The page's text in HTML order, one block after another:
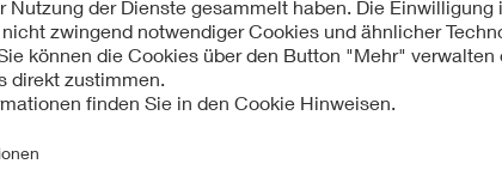
Mit unserem DKE Newsletter sind Sie immer top
fassen wir die wichtigsten Entwicklungen in der